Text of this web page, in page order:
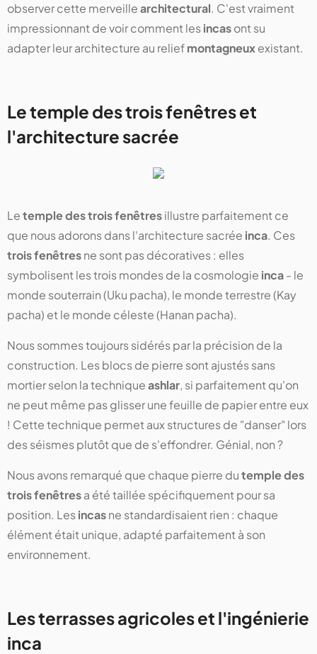
observer cette merveillearchitectural. C'est vraiment
impressionnant de voir comment lesincasont su
adapter leur architecture au reliefmontagneuxexistant.
Le temple des trois fenêtres et
l'architecture sacrée
Letemple des trois fenêtresillustre parfaitement ce
que nous adorons dans l'architecture sacrée inca. Ces
trois fenêtresne sont pas décoratives : elles
symbolisent les trois mondes de la cosmologie inca- le
monde souterrain (Uku pacha), le monde terrestre (Kay
pacha) et le monde céleste (Hanan pacha).
Nous sommes toujours sidérés par la précision de la
construction. Les blocs de pierre sont ajustés sans
mortier selon la techniqueashlar, si parfaitement qu'on
ne peut même pas glisser une feuille de papier entre eux
! Cette technique permet aux structures de "danser" lors
des séismes plutôt que de s'effondrer. Génial, non ?
Nous avons remarqué que chaque pierre dutemple des
trois fenêtresa été taillée spécifiquement pour sa
position. Lesincasne standardisaient rien : chaque
élément était unique, adapté parfaitement à son
environnement.
Les terrasses agricoles et l'ingénierie
inca